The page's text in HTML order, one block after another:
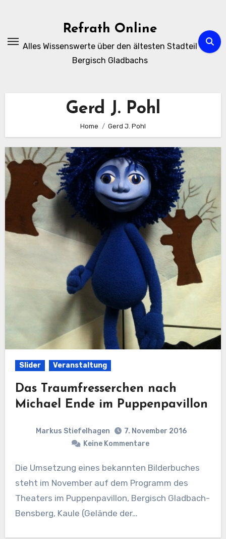
Refrath Online
Alles Wissenswerte über den ältesten Stadteil
Bergisch Gladbachs
Gerd J. Pohl
Home Gerd J. Pohl
Slider Veranstaltung
Das Traumfresserchen nach
Michael Ende im Puppenpavillon
Markus Stiefelhagen
7. November 2016
Keine Kommentare
Die Umsetzung eines bekannten Bilderbuches
steht im November auf dem Programm des
Theaters im Puppenpavillon, Bergisch Gladbach-
Bensberg, Kaule (Gelände der…